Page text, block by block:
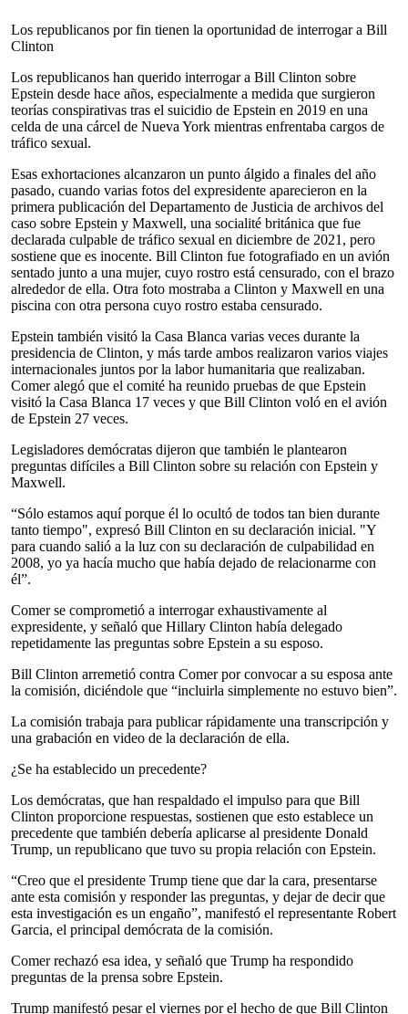
Los republicanos por fin tienen la oportunidad de interrogar a Bill
Clinton
Los republicanos han querido interrogar a Bill Clinton sobre
Epstein desde hace años, especialmente a medida que surgieron
teorías conspirativas tras el suicidio de Epstein en 2019 en una
celda de una cárcel de Nueva York mientras enfrentaba cargos de
tráfico sexual.
Esas exhortaciones alcanzaron un punto álgido a finales del año
pasado, cuando varias fotos del expresidente aparecieron en la
primera publicación del Departamento de Justicia de archivos del
caso sobre Epstein y Maxwell, una socialité británica que fue
declarada culpable de tráfico sexual en diciembre de 2021, pero
sostiene que es inocente. Bill Clinton fue fotografiado en un avión
sentado junto a una mujer, cuyo rostro está censurado, con el brazo
alrededor de ella. Otra foto mostraba a Clinton y Maxwell en una
piscina con otra persona cuyo rostro estaba censurado.
Epstein también visitó la Casa Blanca varias veces durante la
presidencia de Clinton, y más tarde ambos realizaron varios viajes
internacionales juntos por la labor humanitaria que realizaban.
Comer alegó que el comité ha reunido pruebas de que Epstein
visitó la Casa Blanca 17 veces y que Bill Clinton voló en el avión
de Epstein 27 veces.
Legisladores demócratas dijeron que también le plantearon
preguntas difíciles a Bill Clinton sobre su relación con Epstein y
Maxwell.
“Sólo estamos aquí porque él lo ocultó de todos tan bien durante
tanto tiempo", expresó Bill Clinton en su declaración inicial. "Y
para cuando salió a la luz con su declaración de culpabilidad en
2008, yo ya hacía mucho que había dejado de relacionarme con
él”.
Comer se comprometió a interrogar exhaustivamente al
expresidente, y señaló que Hillary Clinton había delegado
repetidamente las preguntas sobre Epstein a su esposo.
Bill Clinton arremetió contra Comer por convocar a su esposa ante
la comisión, diciéndole que “incluirla simplemente no estuvo bien”.
La comisión trabaja para publicar rápidamente una transcripción y
una grabación en video de la declaración de ella.
¿Se ha establecido un precedente?
Los demócratas, que han respaldado el impulso para que Bill
Clinton proporcione respuestas, sostienen que esto establece un
precedente que también debería aplicarse al presidente Donald
Trump, un republicano que tuvo su propia relación con Epstein.
“Creo que el presidente Trump tiene que dar la cara, presentarse
ante esta comisión y responder las preguntas, y dejar de decir que
esta investigación es un engaño”, manifestó el representante Robert
Garcia, el principal demócrata de la comisión.
Comer rechazó esa idea, y señaló que Trump ha respondido
preguntas de la prensa sobre Epstein.
Trump manifestó pesar el viernes por el hecho de que Bill Clinton